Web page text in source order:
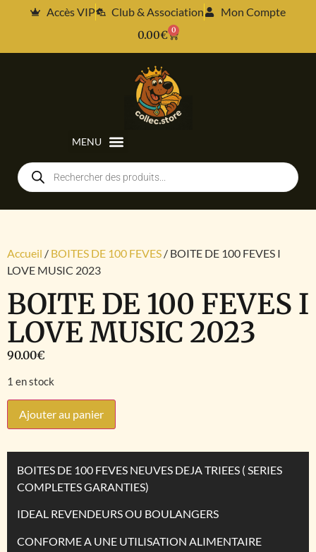
Accès VIP Club & Association
Mon Compte
0.00€ 0
Accueil / BOITES DE 100 FEVES / BOITE DE 100 FEVES I
LOVE MUSIC 2023
BOITE DE 100 FEVES I
LOVE MUSIC 2023
90.00€
1 en stock
Ajouter au panier
BOITES DE 100 FEVES NEUVES DEJA TRIEES ( SERIES
COMPLETES GARANTIES)
IDEAL REVENDEURS OU BOULANGERS
CONFORME A UNE UTILISATION ALIMENTAIRE